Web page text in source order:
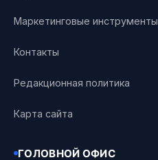
Маркетинговые инструменты
Контакты
Редакционная политика
Карта сайта
ГОЛОВНОЙ ОФИС